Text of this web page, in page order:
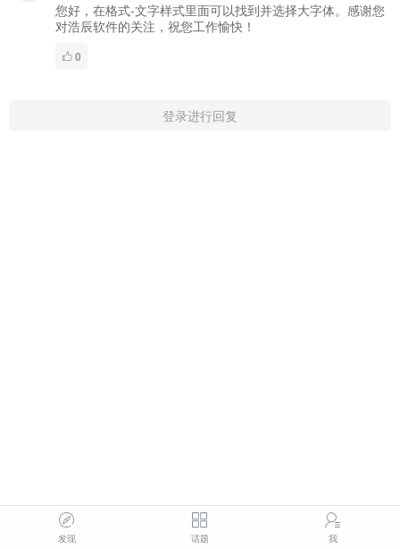
您好，在格式-文字样式里面可以找到并选择大字体。感谢您
对浩辰软件的关注，祝您工作愉快！
0
登录进行回复
发现 话题 我